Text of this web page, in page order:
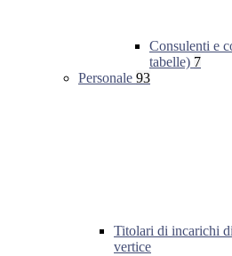
Consulenti e
tabelle) 7
Personale 93
Titolari di incarichi
vertice